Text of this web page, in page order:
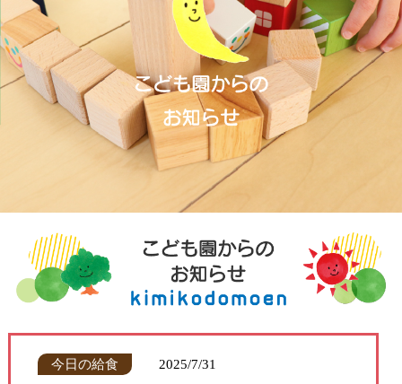
こども園だより 保護者
今日の給食 2025/7/31